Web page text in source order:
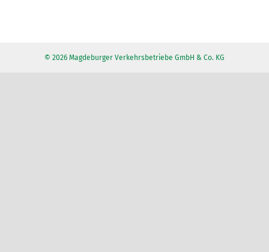
© 2026 Magdeburger Verkehrsbetriebe GmbH & Co. KG